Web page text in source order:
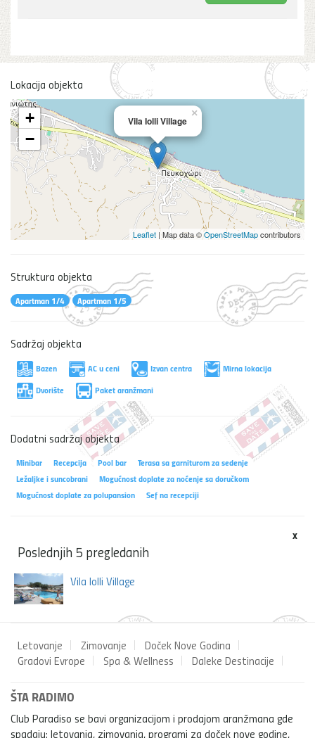
Lokacija objekta
Vila Iolli Village
×
+
−
Leaflet | Map data ©OpenStreetMapcontributors
Struktura objekta
Apartman 1/4 Apartman 1/5
Sadržaj objekta
Bazen AC u ceni Izvan centra
Mirna lokacija
Dvorište
Paket aranžmani
Dodatni sadržaj objekta
Minibar Recepcija Pool bar
Terasa sa garniturom za sedenje
Ležaljke i suncobrani
Mogućnost doplate za noćenje sa doručkom
Mogućnost doplate za polupansion
Sef na recepciji
x
Poslednjih 5 pregledanih
Vila Iolli Village
Letovanje Zimovanje
Doček Nove Godina
Gradovi Evrope
Spa & Wellness Daleke Destinacije
ŠTA RADIMO
Club Paradiso se bavi organizacijom i prodajom aranžmana gde
spadaju: letovanja, zimovanja, programi za doček nove godine,